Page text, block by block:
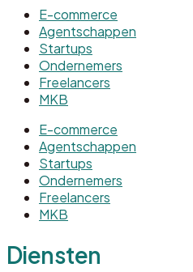
E-commerce
Agentschappen
Startups
Ondernemers
Freelancers
MKB
E-commerce
Agentschappen
Startups
Ondernemers
Freelancers
MKB
Diensten